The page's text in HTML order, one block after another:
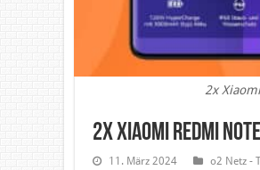
2x
2x Xiaomi Redmi
11. März 2024 o2 Netz -